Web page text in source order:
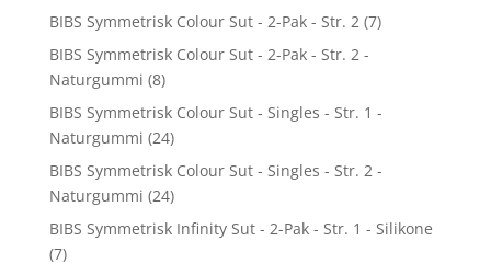
BIBS Symmetrisk Colour Sut - 2-Pak - Str. 2 (7)
BIBS Symmetrisk Colour Sut - 2-Pak - Str. 2 -
Naturgummi (8)
BIBS Symmetrisk Colour Sut - Singles - Str. 1 -
Naturgummi (24)
BIBS Symmetrisk Colour Sut - Singles - Str. 2 -
Naturgummi (24)
BIBS Symmetrisk Infinity Sut - 2-Pak - Str. 1 - Silikone
(7)